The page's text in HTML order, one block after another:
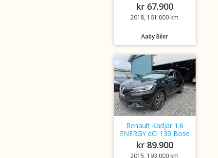
kr 67.900
2018, 161.000 km
Aaby Biler
Renault Kadjar 1.6
ENERGY dCi 130 Bose
kr 89.900
2015, 193.000 km